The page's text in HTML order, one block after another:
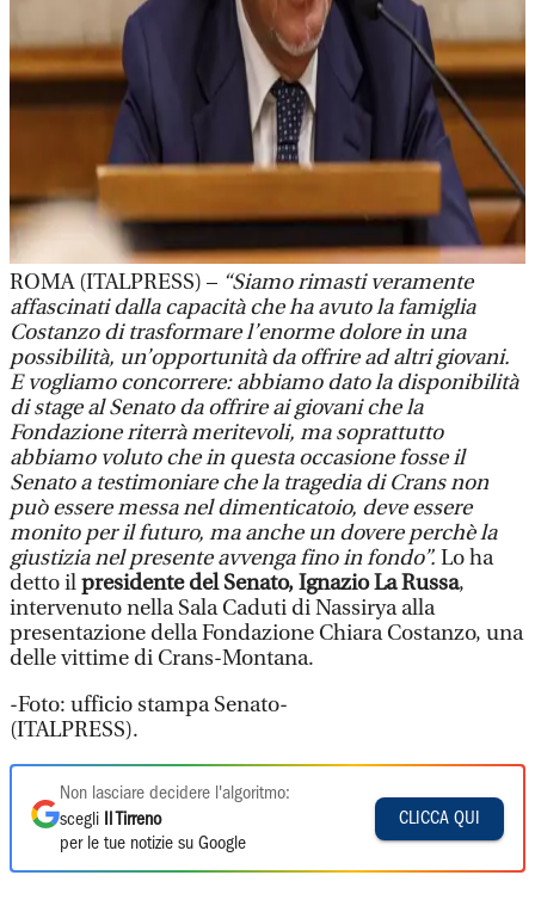
ROMA (ITALPRESS) – “Siamo rimasti veramente
affascinati dalla capacità che ha avuto la famiglia
Costanzo di trasformare l’enorme dolore in una
possibilità, un’opportunità da offrire ad altri giovani.
E vogliamo concorrere: abbiamo dato la disponibilità
di stage al Senato da offrire ai giovani che la
Fondazione riterrà meritevoli, ma soprattutto
abbiamo voluto che in questa occasione fosse il
Senato a testimoniare che la tragedia di Crans non
può essere messa nel dimenticatoio, deve essere
monito per il futuro, ma anche un dovere perchè la
giustizia nel presente avvenga fino in fondo”. Lo ha
detto ilpresidente del Senato, Ignazio La Russa,
intervenuto nella Sala Caduti di Nassirya alla
presentazione della Fondazione Chiara Costanzo, una
delle vittime di Crans-Montana.
-Foto: ufficio stampa Senato-
(ITALPRESS).
Non lasciare decidere l'algoritmo:
scegli
Il Tirreno
per le tue notizie su Google
CLICCA QUI